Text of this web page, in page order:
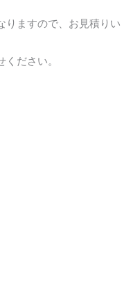
りますので、お見積りい
ださい。